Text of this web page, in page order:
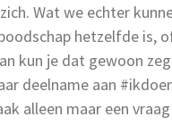
Wat we echter
hetzelfde is,
kun je dat gewoon
deelname aan
alleen maar een